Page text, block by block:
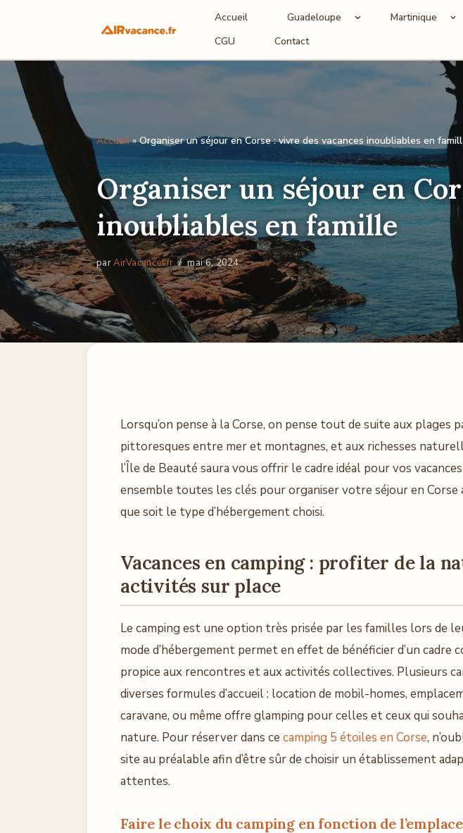
au
contenu
Accueil Guadeloupe Martinique
CGU
Contact
Accueil»Organiser un séjour en Corse : vivre des vacances inoubliables en
Organiser un séjour en
inoubliables en famille
parAirVacancesfr mai 6, 2024
Lorsqu’on pense à la Corse, on pense tout de suite aux plages
pittoresques entre mer et montagnes, et aux richesses
l’Île de Beauté saura vous offrir le cadre idéal pour vos
ensemble toutes les clés pour organiser votre séjour en Corse
que soit le type d’hébergement choisi.
Vacances en camping : profiter de la
activités sur place
Le camping est une option très prisée par les familles lors de
mode d’hébergement permet en effet de bénéficier d’un cadre
propice aux rencontres et aux activités collectives. Plusieurs
diverses formules d’accueil : location de mobil-homes,
caravane, ou même offre glamping pour celles et ceux qui
nature. Pour réserver dans ce camping 5 étoiles en Corse,
site au préalable afin d’être sûr de choisir un établissement
attentes.
Faire le choix du camping en fonction de